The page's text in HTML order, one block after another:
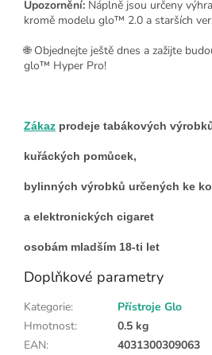
Upozornění: Náplně jsou určeny
kromě modelu glo™ 2.0 a starších
🌐 Objednejte ještě dnes a zažijte
glo™ Hyper Pro!
Zákaz prodeje tabákových
kuřáckých pomůcek,
bylinných výrobků určených ke
a elektronických cigaret
osobám mladším 18-ti let
Doplňkové parametry
Kategorie:
Přístroje Glo
Hmotnost:
0.5 kg
EAN:
4031300309063